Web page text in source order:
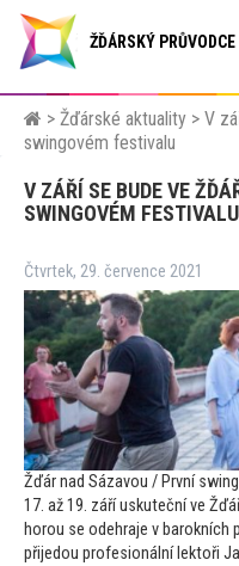
ŽĎÁRSKÝ PRŮVODCE
> Žďárské aktuality > V
swingovém festivalu
V ZÁŘÍ SE BUDE VE
SWINGOVÉM FESTIVALU
Čtvrtek, 29. července 2021
Žďár nad Sázavou / První
17. až 19. září uskuteční ve
horou se odehraje v barokních
přijedou profesionální lektoři